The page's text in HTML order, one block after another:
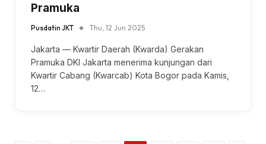
Pramuka
Pusdatin JKT Thu, 12 Jun 2025
Jakarta — Kwartir Daerah (Kwarda) Gerakan
Pramuka DKI Jakarta menerima kunjungan dari
Kwartir Cabang (Kwarcab) Kota Bogor pada Kamis,
12…